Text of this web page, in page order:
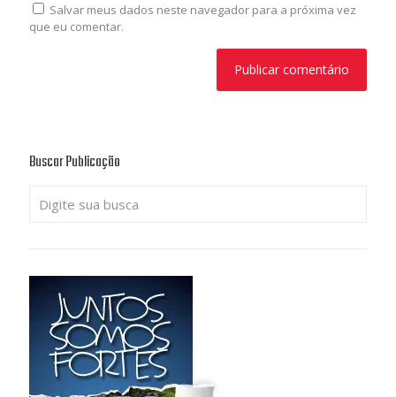
Salvar meus dados neste navegador para a próxima vez
que eu comentar.
Buscar Publicação